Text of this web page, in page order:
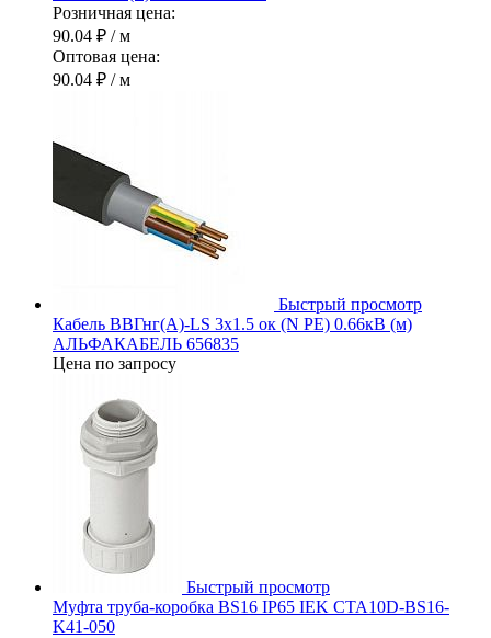
Розничная цена:
90.04 ₽ / м
Оптовая цена:
90.04 ₽ / м
Быстрый просмотр
Кабель ВВГнг(А)-LS 3х1.5 ок (N PE) 0.66кВ (м)
АЛЬФАКАБЕЛЬ 656835
Цена по запросу
Быстрый просмотр
Муфта труба-коробка BS16 IP65 IEK CTA10D-BS16-
K41-050